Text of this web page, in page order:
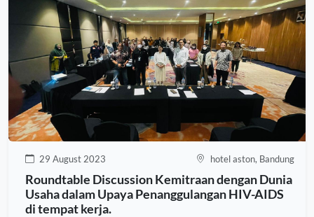
29 August 2023 hotel aston, Bandung
Roundtable Discussion Kemitraan dengan Dunia
Usaha dalam Upaya Penanggulangan HIV-AIDS
di tempat kerja.